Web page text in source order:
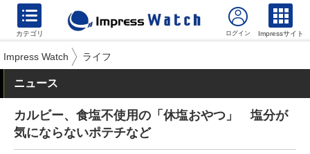
カテゴリ Impressサイト
Impress Watch ライフ
ニュース
カルビー、食塩不使用の「休塩おやつ」 塩分が
気にならないポテチなど